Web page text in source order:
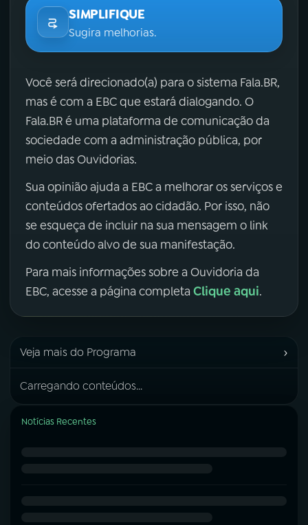
SIMPLIFIQUE
Sugira melhorias.
Você será direcionado(a) para o sistema Fala.BR,
mas é com a EBC que estará dialogando. O
Fala.BR é uma plataforma de comunicação da
sociedade com a administração pública, por
meio das Ouvidorias.
Sua opinião ajuda a EBC a melhorar os serviços e
conteúdos ofertados ao cidadão. Por isso, não
se esqueça de incluir na sua mensagem o link
do conteúdo alvo de sua manifestação.
Para mais informações sobre a Ouvidoria da
EBC, acesse a página completa Clique aqui.
Veja mais do Programa ›
Carregando conteúdos...
Notícias Recentes